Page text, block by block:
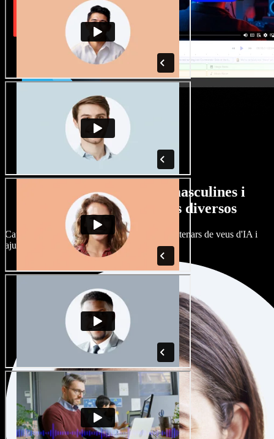
Gran varietat de veus masculines i
femenines amb accents diversos
Cap projecte ha de sonar igual. Tria entre centenars de veus d'IA i
ajusta'n l’accent.